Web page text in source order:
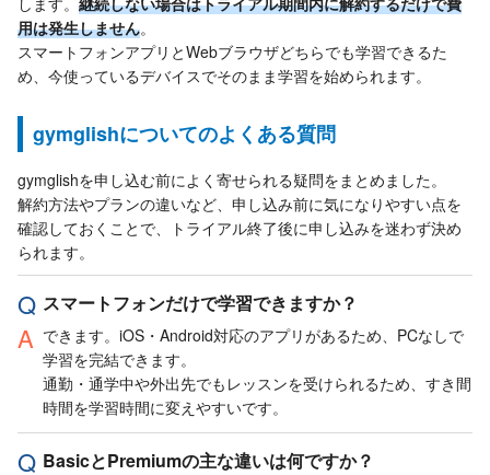
用は発生しません。
スマートフォンアプリとWebブラウザどちらでも学習できるた
め、今使っているデバイスでそのまま学習を始められます。
gymglishについてのよくある質問
gymglishを申し込む前によく寄せられる疑問をまとめました。
解約方法やプランの違いなど、申し込み前に気になりやすい点を
確認しておくことで、トライアル終了後に申し込みを迷わず決め
られます。
スマートフォンだけで学習できますか？
できます。iOS・Android対応のアプリがあるため、PCなしで
学習を完結できます。
通勤・通学中や外出先でもレッスンを受けられるため、すき間
時間を学習時間に変えやすいです。
BasicとPremiumの主な違いは何ですか？